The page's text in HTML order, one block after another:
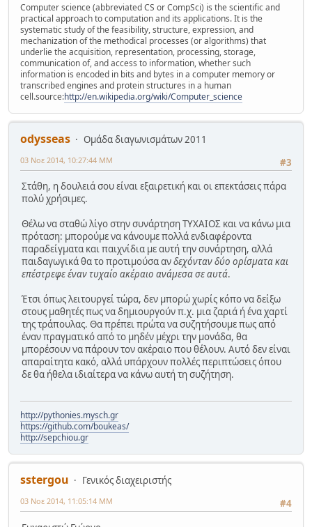
Computer science (abbreviated CS or CompSci) is the scientific and
practical approach to computation and its applications. It is the
systematic study of the feasibility, structure, expression, and
mechanization of the methodical processes (or algorithms) that
underlie the acquisition, representation, processing, storage,
communication of, and access to information, whether such
information is encoded in bits and bytes in a computer memory or
transcribed engines and protein structures in a human
cell.source:http://en.wikipedia.org/wiki/Computer_science
odysseas
Ομάδα διαγωνισμάτων 2011
#3
03 Νοε 2014, 10:27:44 ΜΜ
Στάθη, η δουλειά σου είναι εξαιρετική και οι επεκτάσεις πάρα
πολύ χρήσιμες.
Θέλω να σταθώ λίγο στην συνάρτηση ΤΥΧΑΙΟΣ και να κάνω μια
πρόταση: μπορούμε να κάνουμε πολλά ενδιαφέροντα
παραδείγματα και παιχνίδια με αυτή την συνάρτηση, αλλά
παιδαγωγικά θα το προτιμούσα ανδεχόνταν δύο ορίσματα και
επέστρεφε έναν τυχαίο ακέραιο ανάμεσα σε αυτά.
Έτσι όπως λειτουργεί τώρα, δεν μπορώ χωρίς κόπο να δείξω
στους μαθητές πως να δημιουργούν π.χ. μια ζαριά ή ένα χαρτί
της τράπουλας. Θα πρέπει πρώτα να συζητήσουμε πως από
έναν πραγματικό από το μηδέν μέχρι την μονάδα, θα
μπορέσουν να πάρουν τον ακέραιο που θέλουν. Αυτό δεν είναι
απαραίτητα κακό, αλλά υπάρχουν πολλές περιπτώσεις όπου
δε θα ήθελα ιδιαίτερα να κάνω αυτή τη συζήτηση.
http://pythonies.mysch.gr
https://github.com/boukeas/
http://sepchiou.gr
sstergou
Γενικός διαχειριστής
#4
03 Νοε 2014, 11:05:14 ΜΜ